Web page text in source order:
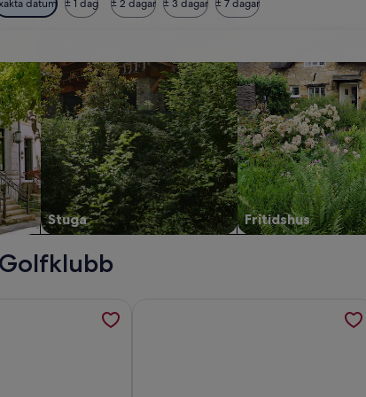
datum ± 1 dag ± 2 dagar ± 3 dagar ± 7 dagar
Stuga Fritidshus